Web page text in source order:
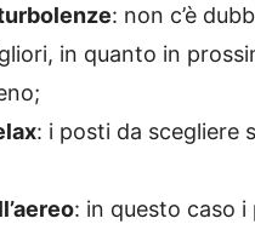
: non c’è
in quanto in
: i posti da scegliere
: in questo caso